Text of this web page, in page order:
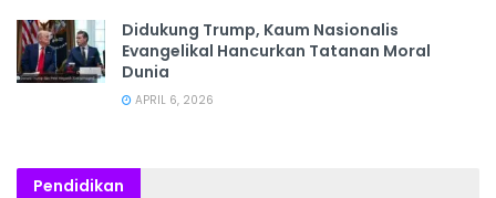
Didukung Trump, Kaum Nasionalis
Evangelikal Hancurkan Tatanan Moral
Dunia
APRIL 6, 2026
Pendidikan